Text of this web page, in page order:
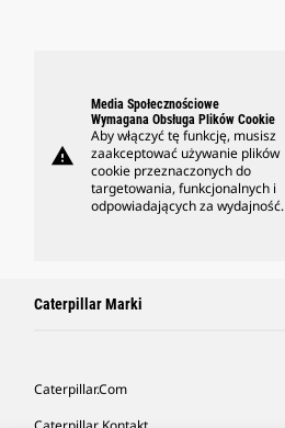
warning
Media Społecznościowe
Wymagana Obsługa Plików Cookie
Aby włączyć tę funkcję, musisz
zaakceptować używanie plików
cookie przeznaczonych do
targetowania, funkcjonalnych i
odpowiadających za wydajność.
Caterpillar Marki
Caterpillar.com